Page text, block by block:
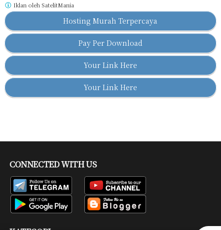
Hosting Murah Terpercaya
Pay Per Download
Your Link Here
Your Link Here
Iklan oleh SatelitMania
CONNECTED WITH US